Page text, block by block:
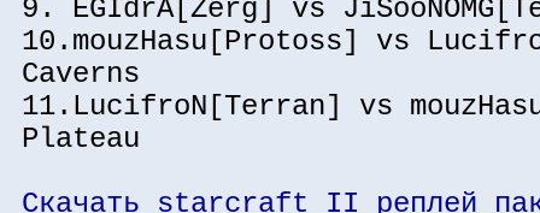
9. EGIdrA[Zerg] vs
10.mouzHasu[Protoss] vs
Caverns
11.LucifroN[Terran] vs
Plateau
Скачать starcraft II реплей